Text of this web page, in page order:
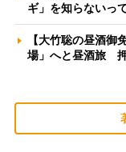
ギ」を知らない
【大竹聡の昼酒御
場」へと昼酒旅